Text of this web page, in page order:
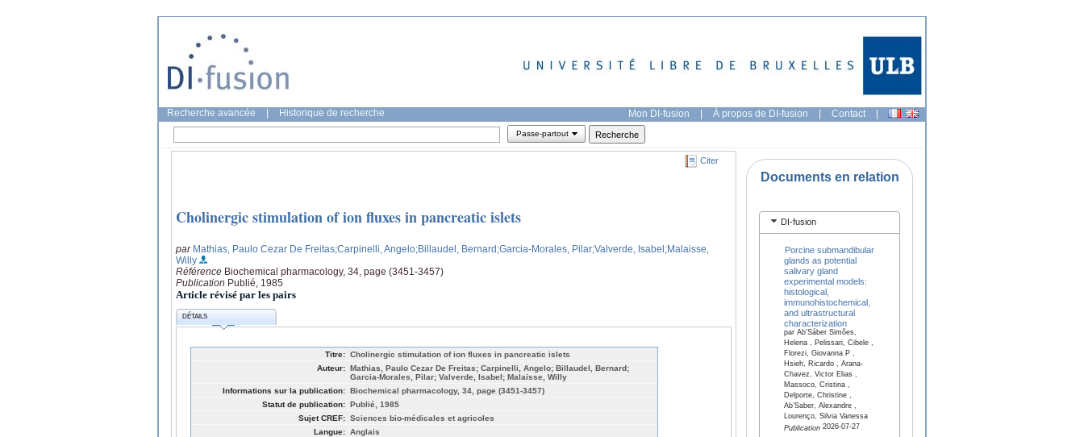
Recherche avancée Historique de recherche Mon DI-fusion | À propos de DI-fusion | Contact |
Passe-partout
Citer
Cholinergic stimulation of ion fluxes in pancreatic islets
par Mathias, Paulo Cezar De Freitas;Carpinelli, Angelo;Billaudel, Bernard;Garcia-Morales, Pilar;Valverde, Isabel;Malaisse,
Willy
Référence Biochemical pharmacology, 34, page (3451-3457)
Publication Publié, 1985
Article révisé par les pairs
DÉTAILS
Titre: Cholinergic stimulation of ion fluxes in pancreatic islets
Auteur: Mathias, Paulo Cezar De Freitas; Carpinelli, Angelo; Billaudel, Bernard;
Garcia-Morales, Pilar; Valverde, Isabel; Malaisse, Willy
Informations sur la publication: Biochemical pharmacology, 34, page (3451-3457)
Statut de publication: Publié, 1985
Sujet CREF: Sciences bio-médicales et agricoles
Langue: Anglais
Documents en relation
DI-fusion
Porcine submandibular
glands as potential
salivary gland
experimental models:
histological,
immunohistochemical,
and ultrastructural
characterization
par Ab’Sáber Simões,
Helena , Pelissari, Cibele ,
Florezi, Giovanna P ,
Hsieh, Ricardo , Arana-
Chavez, Victor Elias ,
Massoco, Cristina ,
Delporte, Christine ,
Ab’Saber, Alexandre ,
Lourenço, Silvia Vanessa
Publication2026-07-27